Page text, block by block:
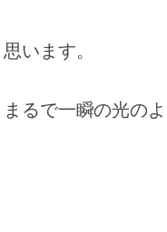
います。
るで一瞬の光のよ